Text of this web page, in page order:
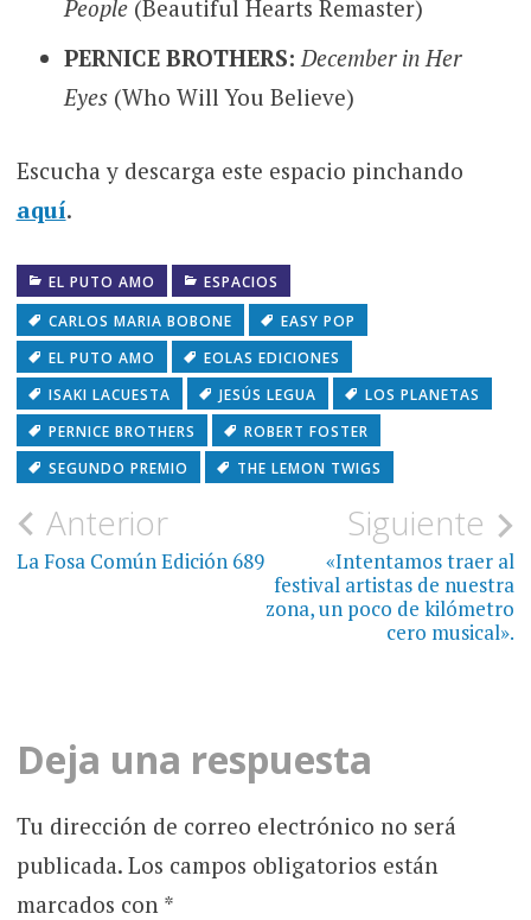
People(Beautiful Hearts Remaster)
PERNICE BROTHERS:December in Her
Eyes(Who Will You Believe)
Escucha y descarga este espacio pinchando
aquí.
EL PUTO AMO
ESPACIOS
CARLOS MARIA BOBONE
EASY POP
EL PUTO AMO
EOLAS EDICIONES
ISAKI LACUESTA
JESÚS LEGUA
LOS PLANETAS
PERNICE BROTHERS
ROBERT FOSTER
SEGUNDO PREMIO
THE LEMON TWIGS
Navegación
de
Anterior
La Fosa Común Edición 689
Siguiente
«Intentamos traer al
festival artistas de nuestra
zona, un poco de kilómetro
cero musical».
Deja una respuesta
Tu dirección de correo electrónico no será
publicada. Los campos obligatorios están
marcados con *